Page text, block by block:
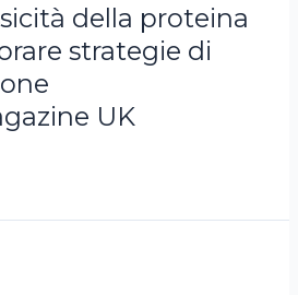
della proteina
strategie di
UK